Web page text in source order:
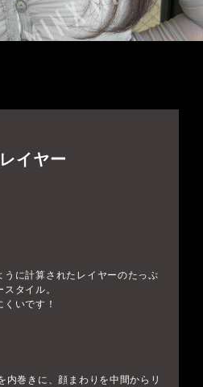
イヤー
うに計算されたレイヤーのたっぷ
タイル。
いです！
内巻きに、顔まわりを中間からリ